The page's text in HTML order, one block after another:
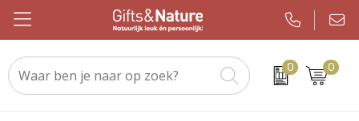
0 0
Beurs & evenement
Custom made handdoeken als relatiegeschenk
WMF
Geslaagden en Examen
Kerstsjaals